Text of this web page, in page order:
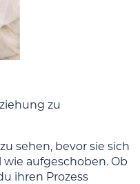
zu
sehen, bevor sie sich
aufgeschoben. Ob
ihren Prozess